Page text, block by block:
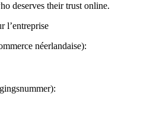
deserves their trust online.
l’entreprise
néerlandaise):
: